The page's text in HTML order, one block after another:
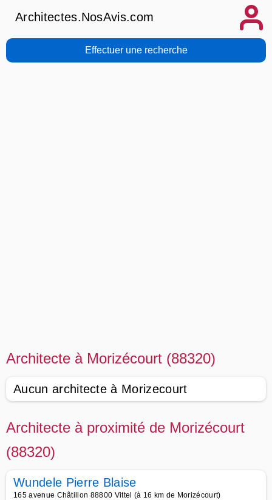
Architectes.NosAvis.com
Effectuer une recherche
Architecte à Morizécourt (88320)
Aucun architecte à Morizecourt
Architecte à proximité de Morizécourt
(88320)
Wundele Pierre Blaise
165 avenue Châtillon 88800 Vittel (à 16 km de Morizécourt)